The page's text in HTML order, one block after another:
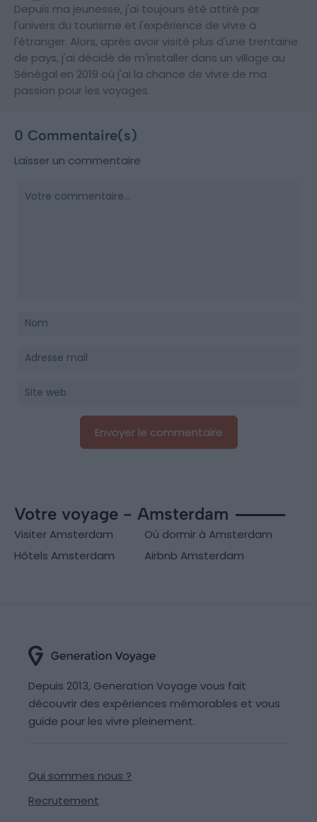
Depuis ma jeunesse, j'ai toujours été attiré par
l'univers du tourisme et l'expérience de vivre à
l'étranger. Alors, après avoir visité plus d'une trentaine
de pays, j'ai décidé de m'installer dans un village au
Sénégal en 2019 où j'ai la chance de vivre de ma
passion pour les voyages.
0 Commentaire(s)
Laisser un commentaire
Votre voyage - Amsterdam
Visiter Amsterdam
Où dormir à Amsterdam
Hôtels Amsterdam
Airbnb Amsterdam
Depuis 2013, Generation Voyage vous fait
découvrir des expériences mémorables et vous
guide pour les vivre pleinement.
Qui sommes nous ?
Recrutement